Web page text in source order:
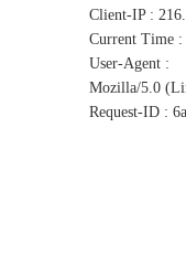
Client-IP :
Current Time :
User-Agent :
Mozilla/5.0
Request-ID :